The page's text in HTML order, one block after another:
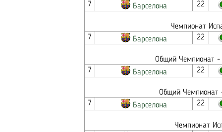
7
Барселона 22
Чемпионат
7
Барселона 22
Общий Чемпионат -
7
Барселона 22
Общий Чемпионат
7
Барселона 22
Чемпионат